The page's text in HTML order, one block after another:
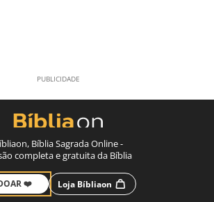
Bíblia Sagrada Online -
completa e gratuita da Bíblia
❤️ Loja Bíbliaon